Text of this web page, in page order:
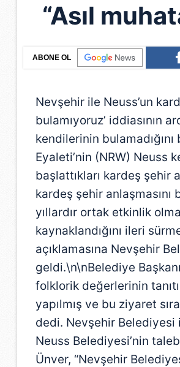
“Asıl
ABONE OL
Nevşehir ile Neuss’un
bulamıyoruz’ iddiasının
kendilerinin
Eyaleti’nin (NRW) Neuss
başlattıkları kardeş şehir
kardeş şehir anlaşmasını
yıllardır ortak etkinlik
kaynaklandığını ileri
açıklamasına Nevşehir
geldi.\n\nBelediye
folklorik değerlerinin
yapılmış ve bu ziyaret
dedi. Nevşehir Belediyesi
Neuss Belediyesi’nin
Ünver, “Nevşehir